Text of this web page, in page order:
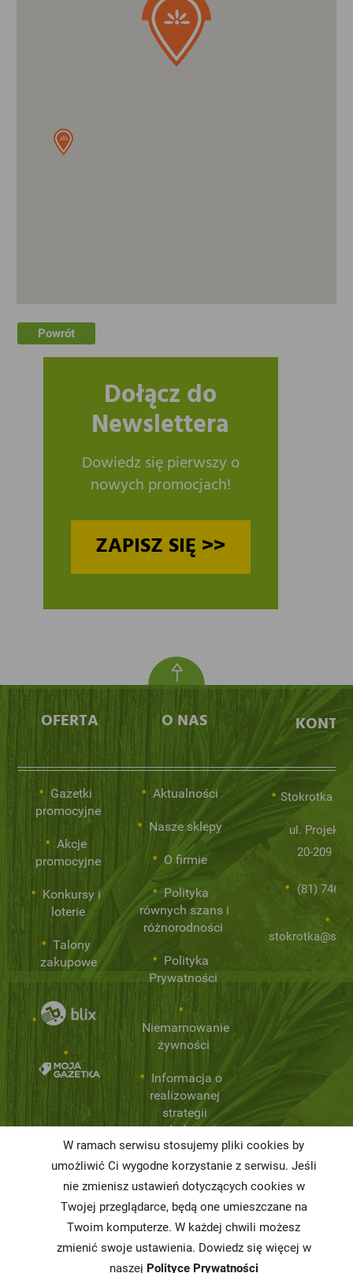
Powrót
Dołącz do
Newslettera
Dowiedz się pierwszy o
nowych promocjach!
ZAPISZ SIĘ >>
OFERTA
Gazetki
promocyjne
Akcje
promocyjne
Konkursy i
loterie
Talony
zakupowe
O NAS
Aktualności
Nasze sklepy
O firmie
Polityka
równych szans i
różnorodności
Polityka
Prywatności
Niemarnowanie
żywności
Informacja o
realizowanej
strategii
podatkowej
Karty
charakterystyki
Butelkomaty
Stokrotka
ul.
20-209
(81) 746
W ramach serwisu stosujemy pliki cookies by
umożliwić Ci wygodne korzystanie z serwisu. Jeśli
nie zmienisz ustawień dotyczących cookies w
Twojej przeglądarce, będą one umieszczane na
Twoim komputerze. W każdej chwili możesz
zmienić swoje ustawienia. Dowiedz się więcej w
naszej Polityce Prywatności